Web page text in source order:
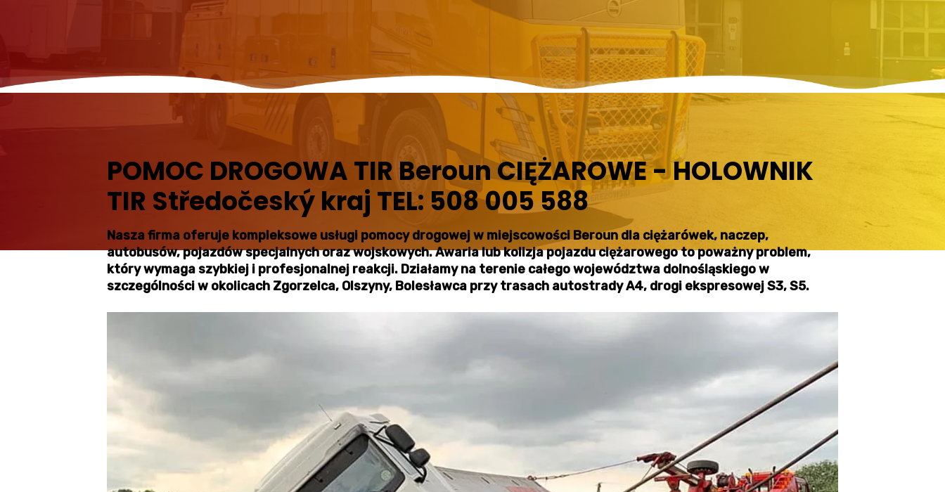
POMOC DROGOWA TIR Beroun CIĘŻAROWE - HOLOWNIK
TIR Středočeský kraj TEL: 508 005 588
Nasza firma oferuje kompleksowe usługi pomocy drogowej w miejscowości Beroun dla ciężarówek, naczep,
autobusów, pojazdów specjalnych oraz wojskowych. Awaria lub kolizja pojazdu ciężarowego to poważny problem,
który wymaga szybkiej i profesjonalnej reakcji. Działamy na terenie całego województwa dolnośląskiego w
szczególności w okolicach Zgorzelca, Olszyny, Bolesławca przy trasach autostrady A4, drogi ekspresowej S3, S5.